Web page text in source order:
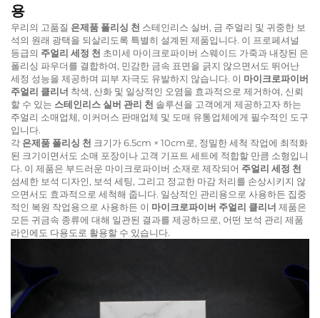
용
우리의 고품질 은제품 폴리싱 천 스테인리스 실버, 금 주얼리 및 귀중한 보
석의 원래 광택을 되살리도록 특별히 설계된 제품입니다. 이 프로페셔널
등급의 주얼리 세정 천 초미세 마이크로파이버 스웨이드 가죽과 내장된 은
폴리싱 파우더를 결합하여, 민감한 금속 표면을 긁지 않으면서도 뛰어난
세정 성능을 제공하며 피부 자극도 유발하지 않습니다. 이 마이크로파이버
주얼리 클리너 착색, 산화 및 일상적인 오염을 효과적으로 제거하여, 신뢰
할 수 있는 스테인리스 실버 관리 천 솔루션을 고객에게 제공하고자 하는
주얼리 소매업체, 이커머스 판매업체 및 도매 유통업체에게 필수적인 도구
입니다.
각 은제품 폴리싱 천 크기가 6.5cm × 10cm로, 정밀한 세척 작업에 최적화
된 크기이면서도 소매 포장이나 고객 기프트 세트에 적합할 만큼 소형입니
다. 이 제품은 부드러운 마이크로파이버 소재로 제작되어 주얼리 세정 천
섬세한 보석 디자인, 보석 세팅, 그리고 정교한 마감 처리를 손상시키지 않
으면서도 효과적으로 세척해 줍니다. 일상적인 관리용으로 사용하든 집중
적인 복원 작업용으로 사용하든 이 마이크로파이버 주얼리 클리너 제품은
모든 귀금속 종류에 대해 일관된 결과를 제공하므로, 어떤 보석 관리 제품
라인에도 다용도로 활용할 수 있습니다.